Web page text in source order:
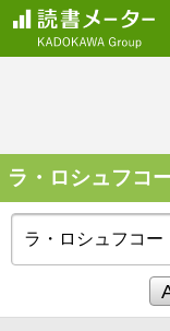
ラ・ロシュフコ